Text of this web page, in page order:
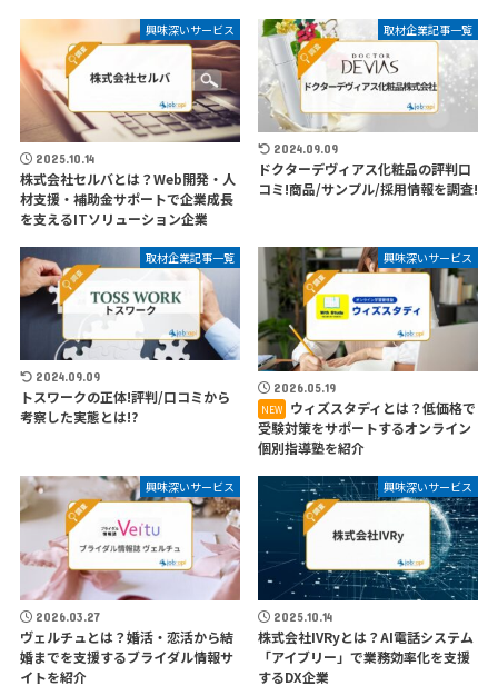
興味深いサービス
2025.10.14
株式会社セルバとは？Web開発・人
材支援・補助金サポートで企業成長
を支えるITソリューション企業
取材企業記事一覧
2024.09.09
ドクターデヴィアス化粧品の評判口
コミ!商品/サンプル/採用情報を調査!
取材企業記事一覧
2024.09.09
トスワークの正体!評判/口コミから
考察した実態とは!?
興味深いサービス
2026.05.19
ウィズスタディとは？低価格で
受験対策をサポートするオンライン
個別指導塾を紹介
興味深いサービス
2026.03.27
ヴェルチュとは？婚活・恋活から結
婚までを支援するブライダル情報サ
イトを紹介
興味深いサービス
2025.10.14
株式会社IVRyとは？AI電話システム
「アイブリー」で業務効率化を支援
するDX企業